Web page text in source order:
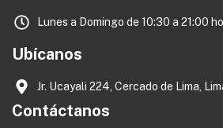
Lunes a Domingo de 10:30 a 21:00
Ubícanos
Jr. Ucayali 224, Cercado de Lima,
Contáctanos